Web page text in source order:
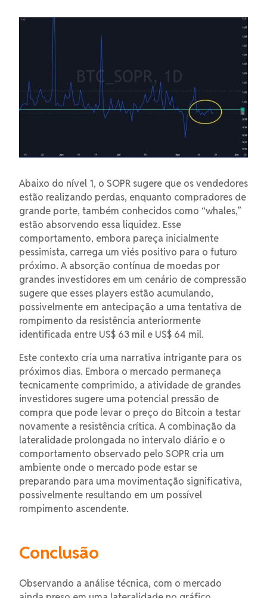
Abaixo do nível 1, o SOPR sugere que os vendedores
estão realizando perdas, enquanto compradores de
grande porte, também conhecidos como “whales,”
estão absorvendo essa liquidez. Esse
comportamento, embora pareça inicialmente
pessimista, carrega um viés positivo para o futuro
próximo. A absorção contínua de moedas por
grandes investidores em um cenário de compressão
sugere que esses players estão acumulando,
possivelmente em antecipação a uma tentativa de
rompimento da resistência anteriormente
identificada entre US$ 63 mil e US$ 64 mil.
Este contexto cria uma narrativa intrigante para os
próximos dias. Embora o mercado permaneça
tecnicamente comprimido, a atividade de grandes
investidores sugere uma potencial pressão de
compra que pode levar o preço do Bitcoin a testar
novamente a resistência crítica. A combinação da
lateralidade prolongada no intervalo diário e o
comportamento observado pelo SOPR cria um
ambiente onde o mercado pode estar se
preparando para uma movimentação significativa,
possivelmente resultando em um possível
rompimento ascendente.
Conclusão
Observando a análise técnica, com o mercado